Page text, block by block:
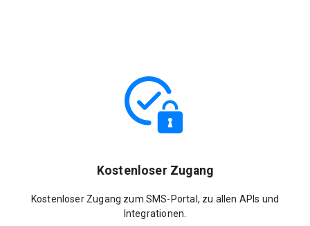
Kostenloser Zugang
Kostenloser Zugang zum SMS-Portal, zu allen APIs und
Integrationen.